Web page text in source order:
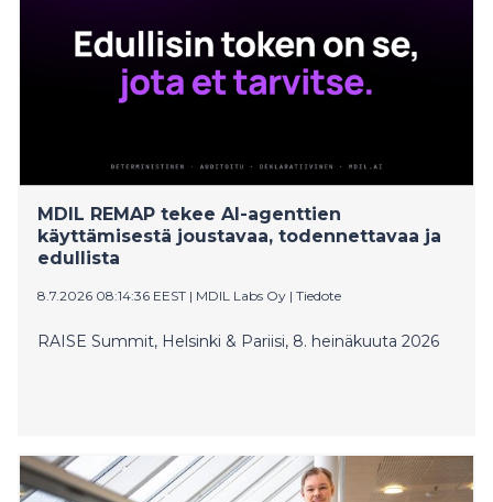
MDIL REMAP tekee AI-agenttien
käyttämisestä joustavaa, todennettavaa ja
edullista
8.7.2026 08:14:36 EEST | MDIL Labs Oy | Tiedote
RAISE Summit, Helsinki & Pariisi, 8. heinäkuuta 2026